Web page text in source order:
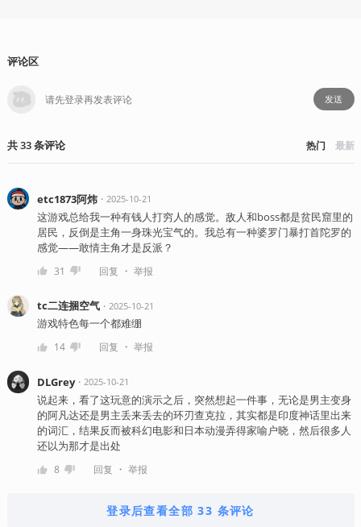
评论区
发送
共33条评论 热门 最新
etc1873阿炜・ 2025-10-21
这游戏总给我一种有钱人打穷人的感觉。敌人和boss都是贫民窟里的
居民，反倒是主角一身珠光宝气的。我总有一种婆罗门暴打首陀罗的
感觉——敢情主角才是反派？
31 回复 ・ 举报
tc二连捆空气・ 2025-10-21
游戏特色每一个都难绷
14 回复 ・ 举报
DLGrey・ 2025-10-21
说起来，看了这玩意的演示之后，突然想起一件事，无论是男主变身
的阿凡达还是男主丢来丢去的环刃查克拉，其实都是印度神话里出来
的词汇，结果反而被科幻电影和日本动漫弄得家喻户晓，然后很多人
还以为那才是出处
8 回复 ・ 举报
登录后查看全部 33 条评论